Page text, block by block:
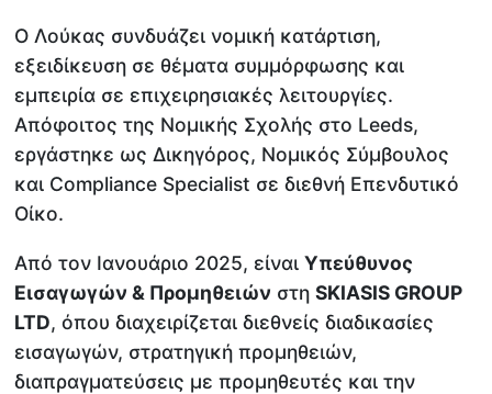
Ο Λούκας συνδυάζει νομική κατάρτιση,
εξειδίκευση σε θέματα συμμόρφωσης και
εμπειρία σε επιχειρησιακές λειτουργίες.
Απόφοιτος της Νομικής Σχολής στο Leeds,
εργάστηκε ως Δικηγόρος, Νομικός Σύμβουλος
και Compliance Specialist σε διεθνή Επενδυτικό
Οίκο.
Από τον Ιανουάριο 2025, είναιΥπεύθυνος
Εισαγωγών & Προμηθειών στηSKIASIS GROUP
LTD, όπου διαχειρίζεται διεθνείς διαδικασίες
εισαγωγών, στρατηγική προμηθειών,
διαπραγματεύσεις με προμηθευτές και την